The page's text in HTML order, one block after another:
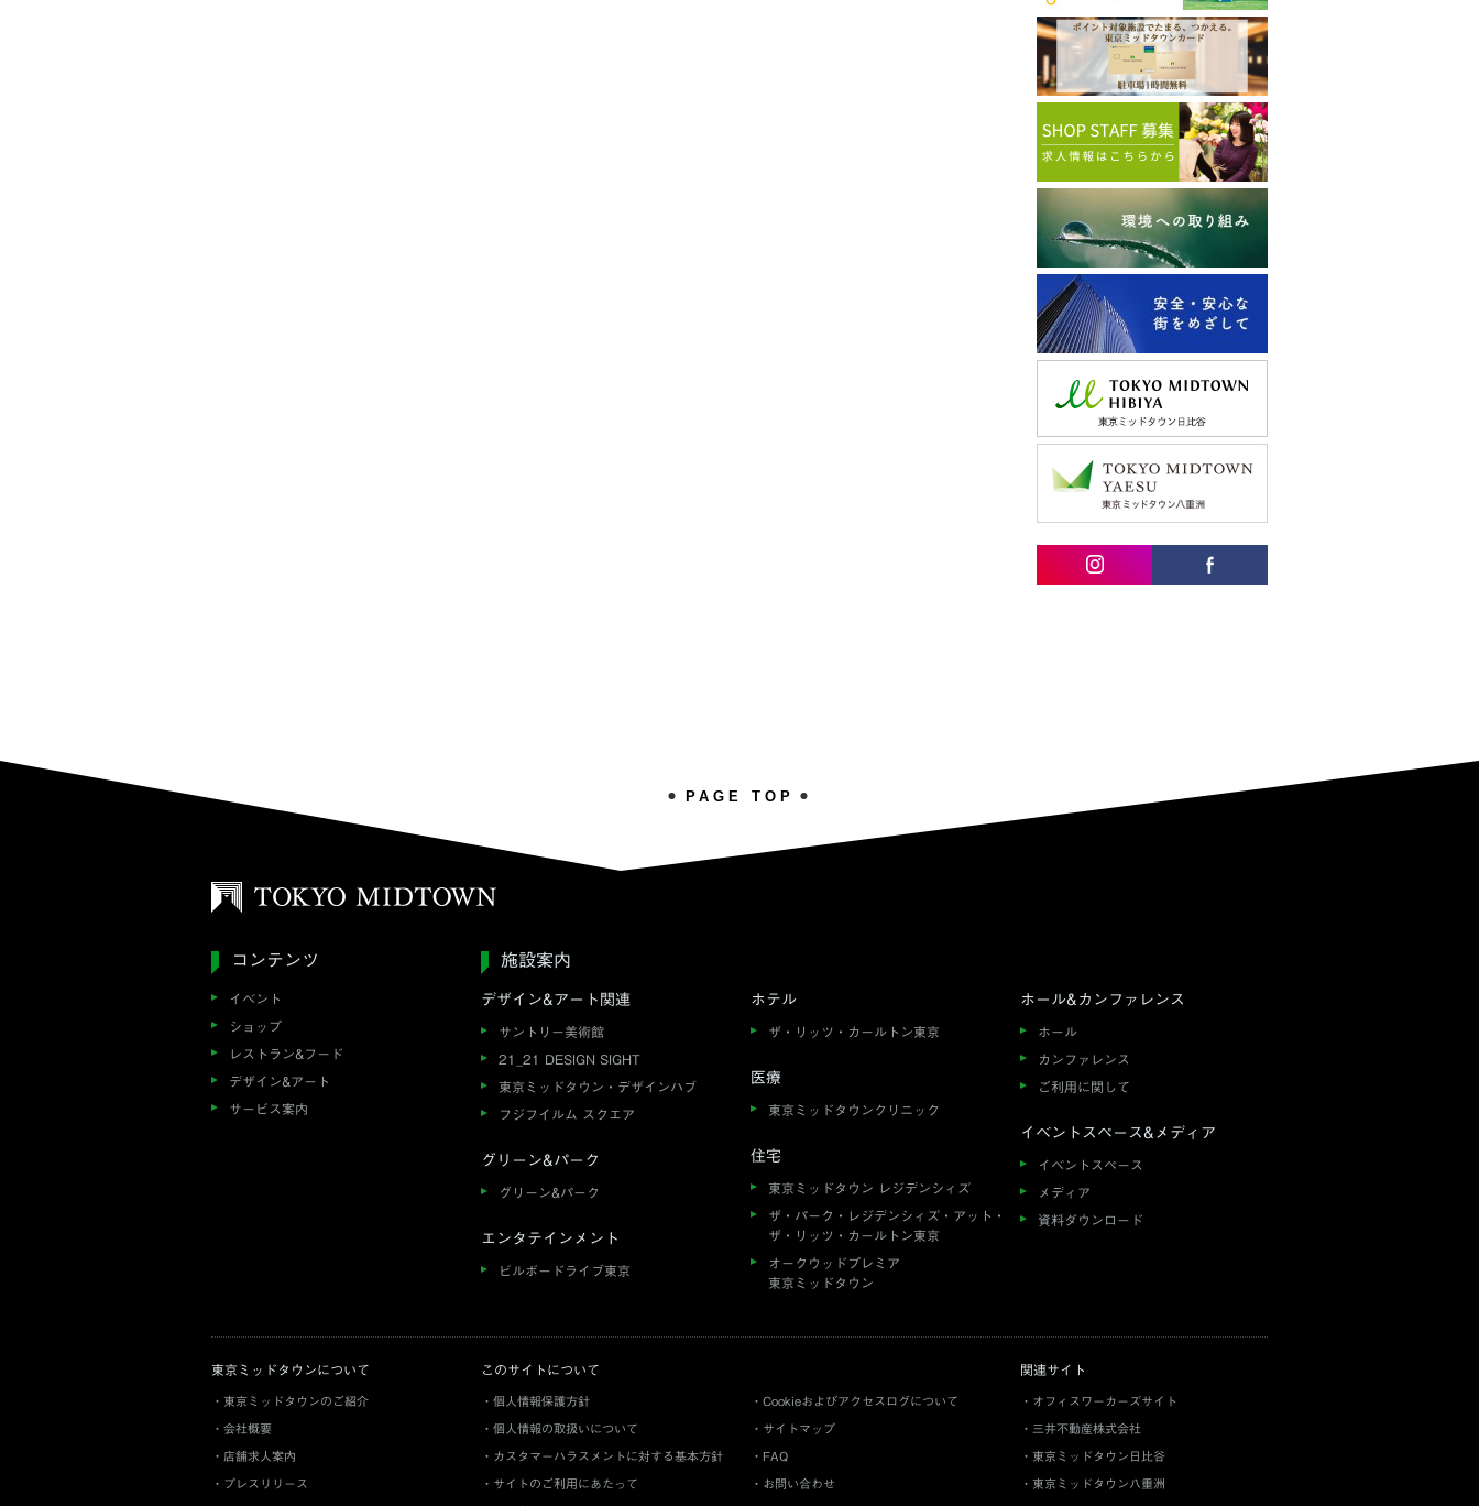
PAGE TOP
コンテンツ
イベント
ショップ
レストラン&フード
デザイン&アート
サービス案内
施設案内
デザイン&アート関連
サントリー美術館
21_21 DESIGN SIGHT
東京ミッドタウン・デザインハブ
フジフイルム スクエア
グリーン&パーク
グリーン&パーク
エンタテインメント
ビルボードライブ東京
ホテル
ザ・リッツ・カールトン東京
医療
東京ミッドタウンクリニック
住宅
東京ミッドタウン レジデンシィズ
ザ・パーク・レジデンシィズ・アット・
ザ・リッツ・カールトン東京
オークウッドプレミア
東京ミッドタウン
ホール&カンファレンス
ホール
カンファレンス
ご利用に関して
イベントスペース&メディア
イベントスペース
メディア
資料ダウンロード
東京ミッドタウンについて
東京ミッドタウンのご紹介
会社概要
店舗求人案内
プレスリリース
このサイトについて
個人情報保護方針
個人情報の取扱いについて
カスタマーハラスメントに対する基本方針
サイトのご利用にあたって
Cookieおよびアクセスログについて
サイトマップ
FAQ
お問い合わせ
関連サイト
オフィスワーカーズサイト
三井不動産株式会社
東京ミッドタウン日比谷
東京ミッドタウン八重洲